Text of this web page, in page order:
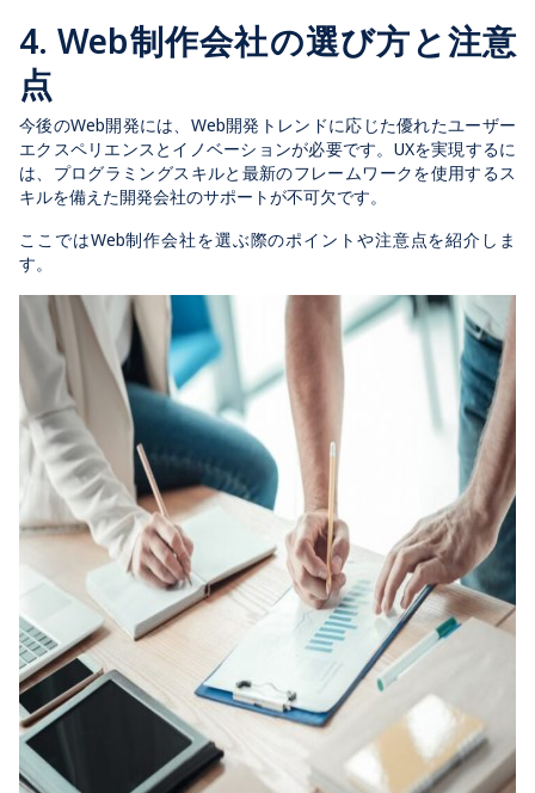
4. Web制作会社の選び方と注意
点
今後のWeb開発には、Web開発トレンドに応じた優れたユーザー
エクスペリエンスとイノベーションが必要です。UXを実現するに
は、プログラミングスキルと最新のフレームワークを使用するス
キルを備えた開発会社のサポートが不可欠です。
ここではWeb制作会社を選ぶ際のポイントや注意点を紹介しま
す。